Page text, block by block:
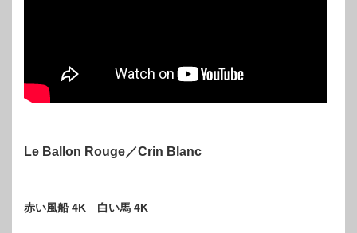
Le Ballon Rouge／Crin Blanc
赤い風船 4K 白い馬 4K